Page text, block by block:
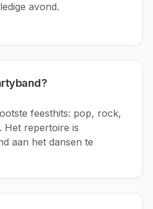
avond.
feesthits: pop, rock,
Het repertoire is
aan het dansen te